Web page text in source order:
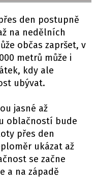
den postupně
na nedělních
občas zapršet, v
metrů může i
kdy ale
ubývat.
jasné až
oblačností bude
přes den
ukázat až
se začne
a na západě